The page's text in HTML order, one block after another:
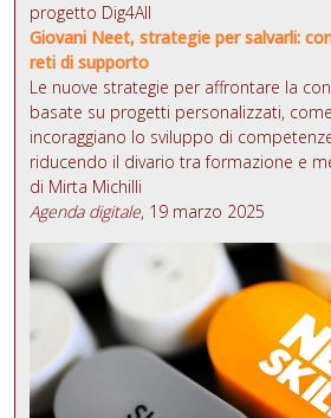
progetto Dig4All
Giovani Neet, strategie per salvarli:
reti di supporto
Le nuove strategie per affrontare la
basate su progetti personalizzati,
incoraggiano lo sviluppo di
riducendo il divario tra formazione e
di Mirta Michilli
Agenda digitale, 19 marzo 2025